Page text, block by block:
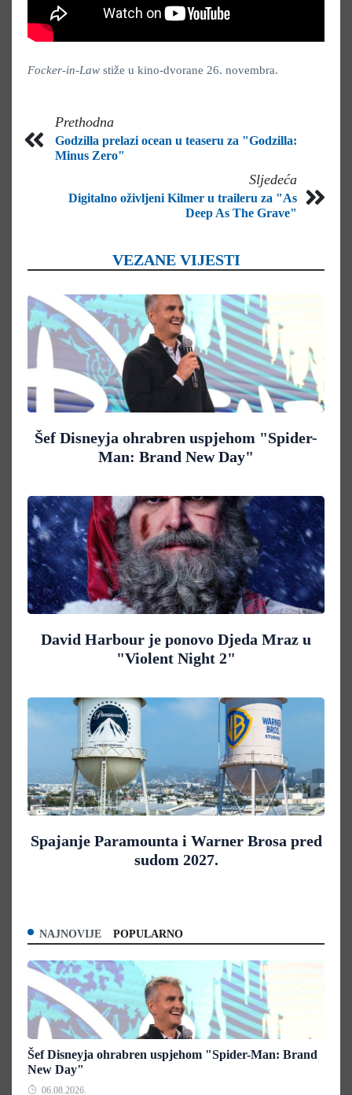
Focker-in-Law stiže u kino-dvorane 26. novembra.
Prethodna
Godzilla prelazi ocean u teaseru za "Godzilla:
Minus Zero"
Sljedeća
Digitalno oživljeni Kilmer u traileru za "As
Deep As The Grave"
VEZANE VIJESTI
Šef Disneyja ohrabren uspjehom "Spider-
Man: Brand New Day"
David Harbour je ponovo Djeda Mraz u
"Violent Night 2"
Spajanje Paramounta i Warner Brosa pred
sudom 2027.
NAJNOVIJE POPULARNO
Šef Disneyja ohrabren uspjehom "Spider-Man: Brand
New Day"
06.08.2026.